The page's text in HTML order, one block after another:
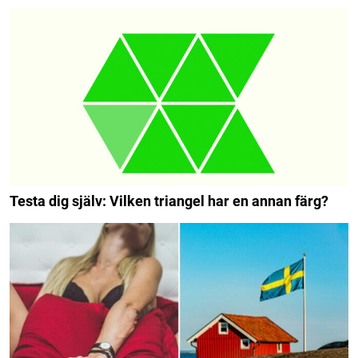
Testa dig själv: Vilken triangel har en annan färg?